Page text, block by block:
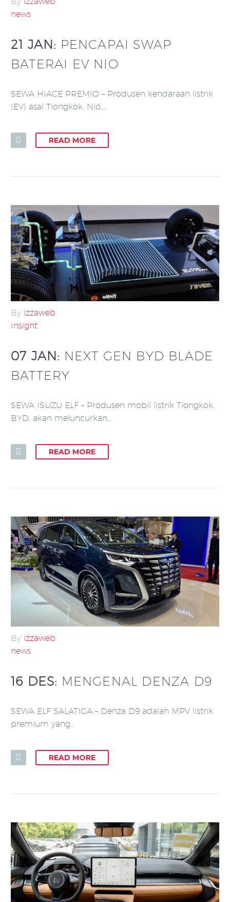
news
21 JAN: PENCAPAI SWAP
BATERAI EV NIO
SEWA HIACE PREMIO – Produsen kendaraan listrik
(EV) asal Tiongkok, Nio,…
READ MORE
By izzaweb
Insight
07 JAN: NEXT GEN BYD BLADE
BATTERY
SEWA ISUZU ELF – Produsen mobil listrik Tiongkok,
BYD, akan meluncurkan…
READ MORE
By izzaweb
news
16 DES: MENGENAL DENZA D9
SEWA ELF SALATIGA – Denza D9 adalah MPV listrik
premium yang…
READ MORE